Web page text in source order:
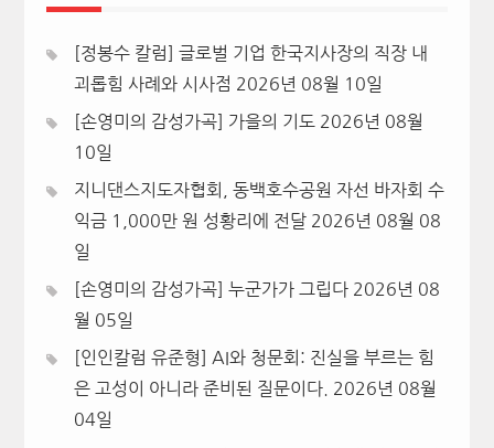
[정봉수 칼럼] 글로벌 기업 한국지사장의 직장 내
괴롭힘 사례와 시사점 2026년 08월 10일
[손영미의 감성가곡] 가을의 기도 2026년 08월
10일
지니댄스지도자협회, 동백호수공원 자선 바자회 수
익금 1,000만 원 성황리에 전달 2026년 08월 08
일
[손영미의 감성가곡] 누군가가 그립다 2026년 08
월 05일
[인인칼럼 유준형] AI와 청문회: 진실을 부르는 힘
은 고성이 아니라 준비된 질문이다.
2026년 08월
04일